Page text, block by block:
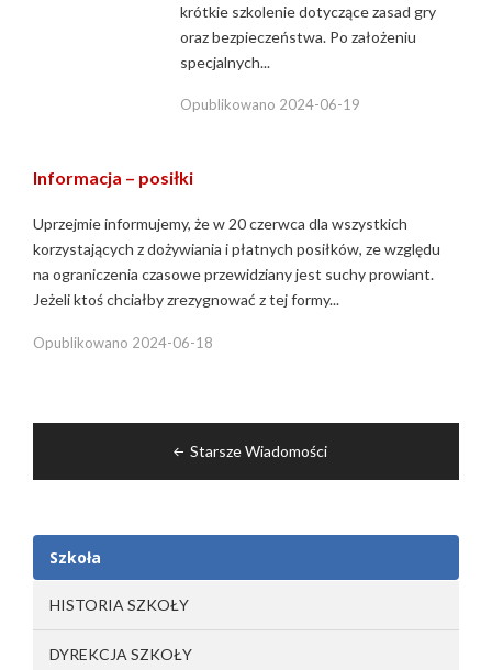
krótkie szkolenie dotyczące zasad gry
oraz bezpieczeństwa. Po założeniu
specjalnych...
Opublikowano 2024-06-19
Informacja – posiłki
Uprzejmie informujemy, że w 20 czerwca dla wszystkich
korzystających z dożywiania i płatnych posiłków, ze względu
na ograniczenia czasowe przewidziany jest suchy prowiant.
Jeżeli ktoś chciałby zrezygnować z tej formy...
Opublikowano 2024-06-18
Starsze Wiadomości
Szkoła
HISTORIA SZKOŁY
DYREKCJA SZKOŁY